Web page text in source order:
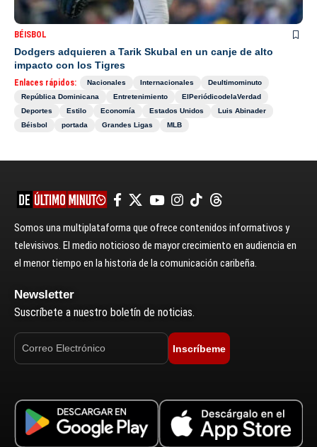
BÉISBOL
Dodgers adquieren a Tarik Skubal en un canje de alto
impacto con los Tigres
Enlaces rápidos: Nacionales Internacionales
Deultimominuto
República Dominicana
Entretenimiento
ElPeriódicodelaVerdad
Deportes
Estilo Economía Estados Unidos
Luis Abinader
Béisbol
portada Grandes Ligas MLB
Somos una multiplataforma que ofrece contenidos informativos y
televisivos. El medio noticioso de mayor crecimiento en audiencia en
el menor tiempo en la historia de la comunicación caribeña.
Newsletter
Suscríbete a nuestro boletín de noticias.
Inscríbeme